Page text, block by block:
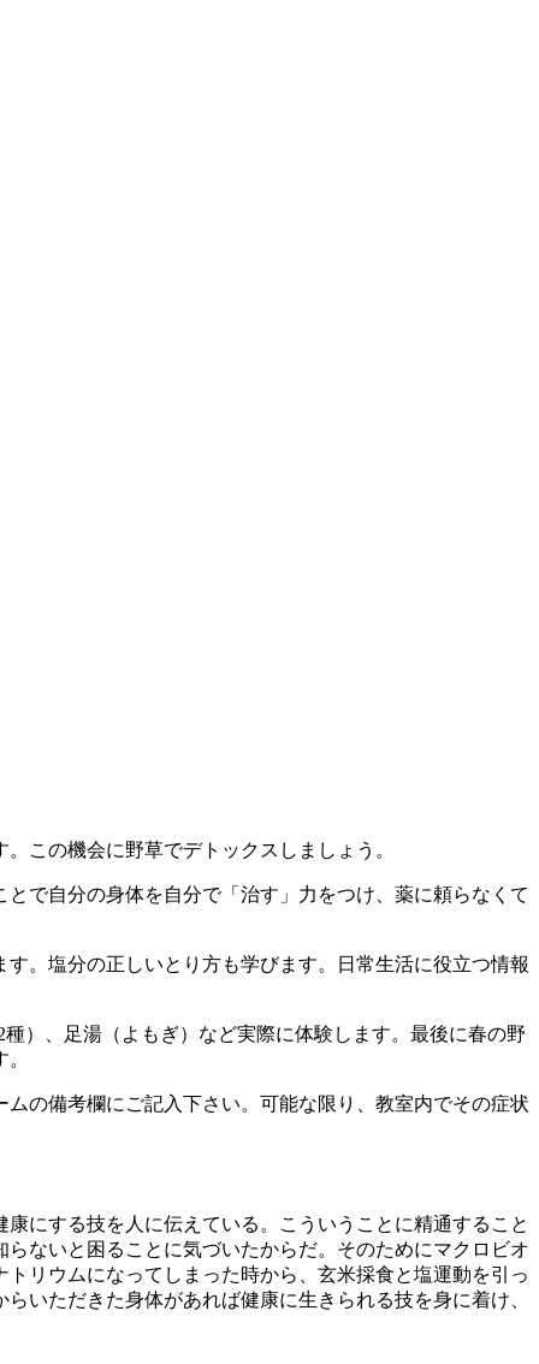
この機会に野草でデトックスしましょう。
で自分の身体を自分で「治す」力をつけ、薬に頼らなくて
。塩分の正しいとり方も学びます。日常生活に役立つ情報
）、足湯（よもぎ）など実際に体験します。最後に春の野
の備考欄にご記入下さい。可能な限り、教室内でその症状
にする技を人に伝えている。こういうことに精通すること
ないと困ることに気づいたからだ。そのためにマクロビオ
リウムになってしまった時から、玄米採食と塩運動を引っ
いただきた身体があれば健康に生きられる技を身に着け、